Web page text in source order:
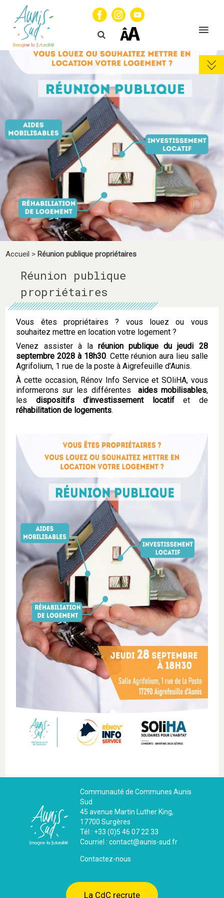
Accueil > Réunion publique propriétaires
Réunion publique
propriétaires
Vous êtes propriétaires ? vous louez ou vous
souhaitez mettre en location votre logement ?
Venez assister à la réunion publique du jeudi 28
septembre 2028 à 18h30. Cette réunion aura lieu salle
Agrifolium, 1 rue de la poste à Aigrefeuille d’Aunis.
À cette occasion, Rénov Info Service et SOliHA, vous
informerons sur les différentes aides mobilisables,
les dispositifs d’investissement locatifet de
réhabilitation de logements.
Communauté de Communes Aunis
Sud
45 avenue Martin Luther King,
17700 Surgères
Tél : +33 (0)5 46 07 22 33
Courriel : contact@aunis-sud.fr
Contactez-nous
La CdC recrute